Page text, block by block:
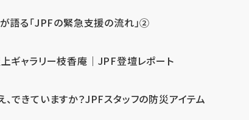
が語る「JPFの緊急支援の流れ」②
上ギャラリー枝香庵｜JPF登壇レポート
、できていますか？JPFスタッフの防災アイテム